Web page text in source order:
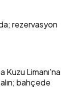
rezervasyon
Limanı'na
bahçede